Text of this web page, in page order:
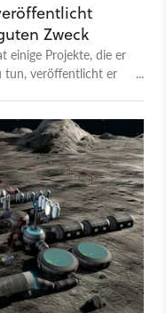
Zweck
einige Projekte, die er
tun, veröffentlicht er